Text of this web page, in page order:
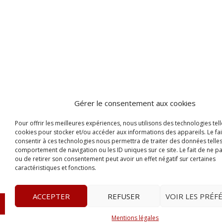
Gérer le consentement aux cookies
Pour offrir les meilleures expériences, nous utilisons des technologies
cookies pour stocker et/ou accéder aux informations des appareils. Le
consentir à ces technologies nous permettra de traiter des données
comportement de navigation ou les ID uniques sur ce site. Le fait de ne
ou de retirer son consentement peut avoir un effet négatif sur certaines
caractéristiques et fonctions.
ACCEPTER REFUSER VOIR LES
Mentions légales
L’apostille